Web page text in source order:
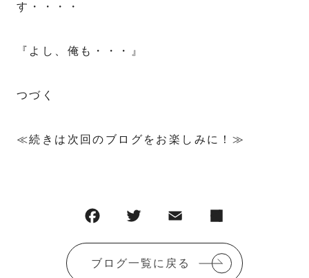
す・・・・
『よし、俺も・・・』
つづく
≪続きは次回のブログをお楽しみに！≫
ブログ一覧に戻る